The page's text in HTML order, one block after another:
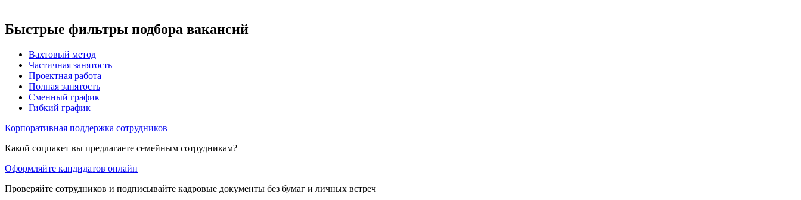
Быстрые фильтры подбора вакансий
Вахтовый метод
Частичная занятость
Проектная работа
Полная занятость
Сменный график
Гибкий график
Корпоративная поддержка сотрудников
Какой соцпакет вы предлагаете семейным сотрудникам?
Оформляйте кандидатов онлайн
Проверяйте сотрудников и подписывайте кадровые документы без бумаг и личных встреч